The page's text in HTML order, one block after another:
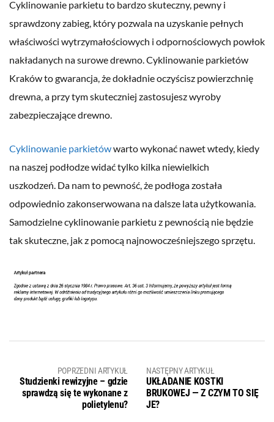
Cyklinowanie parkietu to bardzo skuteczny, pewny i
sprawdzony zabieg, który pozwala na uzyskanie pełnych
właściwości wytrzymałościowych i odpornościowych powłok
nakładanych na surowe drewno. Cyklinowanie parkietów
Kraków to gwarancja, że dokładnie oczyścisz powierzchnię
drewna, a przy tym skuteczniej zastosujesz wyroby
zabezpieczające drewno.
Cyklinowanie parkietówwarto wykonać nawet wtedy, kiedy
na naszej podłodze widać tylko kilka niewielkich
uszkodzeń. Da nam to pewność, że podłoga została
odpowiednio zakonserwowana na dalsze lata użytkowania.
Samodzielne cyklinowanie parkietu z pewnością nie będzie
tak skuteczne, jak z pomocą najnowocześniejszego sprzętu.
POPRZEDNI ARTYKUŁ
Studzienki rewizyjne – gdzie
sprawdzą się te wykonane z
polietylenu?
NASTĘPNY ARTYKUŁ
UKŁADANIE KOSTKI
BRUKOWEJ — Z CZYM TO SIĘ
JE?